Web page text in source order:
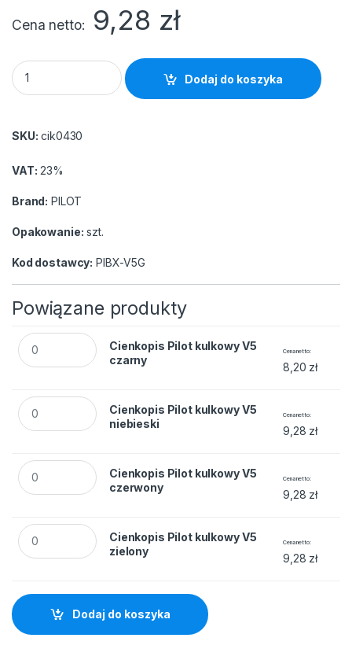
Cena netto 9,28 zł
Cienkopis Pilot kulkowy V5 zielony quantity
Dodaj do koszyka
SKU: cik0430
VAT: 23%
Brand: PILOT
Opakowanie: szt.
Kod dostawcy: PIBX-V5G
Powiązane produkty
Cienkopis Pilot kulkowy V5 czarny quantity
Cienkopis Pilot kulkowy V5
czarny
Cena netto
8,20 zł
Cienkopis Pilot kulkowy V5 niebieski quantity
Cienkopis Pilot kulkowy V5
niebieski
Cena netto
9,28 zł
Cienkopis Pilot kulkowy V5 czerwony quantity
Cienkopis Pilot kulkowy V5
czerwony
Cena netto
9,28 zł
Cienkopis Pilot kulkowy V5 zielony quantity
Cienkopis Pilot kulkowy V5
zielony
Cena netto
9,28 zł
Dodaj do koszyka